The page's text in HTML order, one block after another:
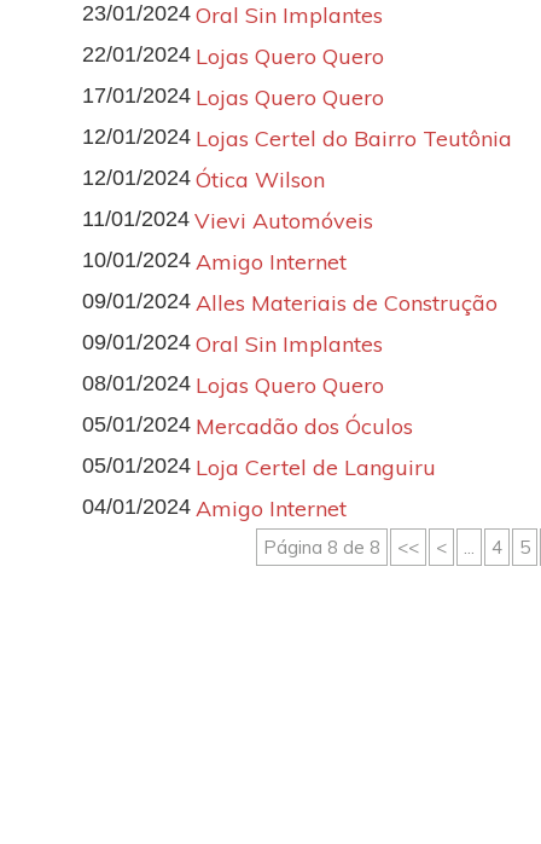
23/01/2024 Oral Sin Implantes
22/01/2024 Lojas Quero Quero
17/01/2024 Lojas Quero Quero
12/01/2024 Lojas Certel do Bairro Teutônia
12/01/2024 Ótica Wilson
11/01/2024 Vievi Automóveis
10/01/2024 Amigo Internet
09/01/2024 Alles Materiais de Construção
09/01/2024 Oral Sin Implantes
08/01/2024 Lojas Quero Quero
05/01/2024 Mercadão dos Óculos
05/01/2024 Loja Certel de Languiru
04/01/2024 Amigo Internet
Página 8 de 8 << < ... 4 5